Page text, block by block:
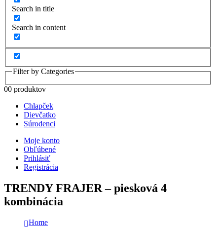
Search in title
Search in content
Filter by Categories
00 produktov
Chlapček
Dievčatko
Súrodenci
Moje konto
Obľúbené
Prihlásiť
Registrácia
TRENDY FRAJER – piesková 4
kombinácia
Home